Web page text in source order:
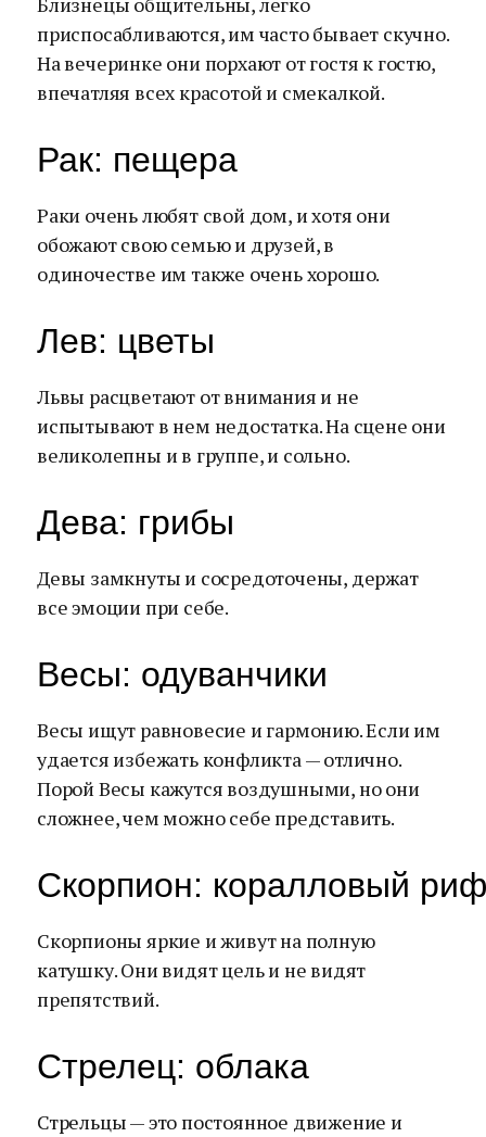
приспосабливаются, им часто бывает скучно.
На вечеринке они порхают от гостя к гостю,
впечатляя всех красотой и смекалкой.
Рак: пещера
Раки очень любят свой дом, и хотя они
обожают свою семью и друзей, в
одиночестве им также очень хорошо.
Лев: цветы
Львы расцветают от внимания и не
испытывают в нем недостатка. На сцене они
великолепны и в группе, и сольно.
Дева: грибы
Девы замкнуты и сосредоточены, держат
все эмоции при себе.
Весы: одуванчики
Весы ищут равновесие и гармонию. Если им
удается избежать конфликта — отлично.
Порой Весы кажутся воздушными, но они
сложнее, чем можно себе представить.
Скорпион: коралловый риф
Скорпионы яркие и живут на полную
катушку. Они видят цель и не видят
препятствий.
Стрелец: облака
Стрельцы — это постоянное движение и